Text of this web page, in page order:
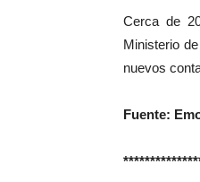
Cerca de
Ministerio
nuevos
Fuente: